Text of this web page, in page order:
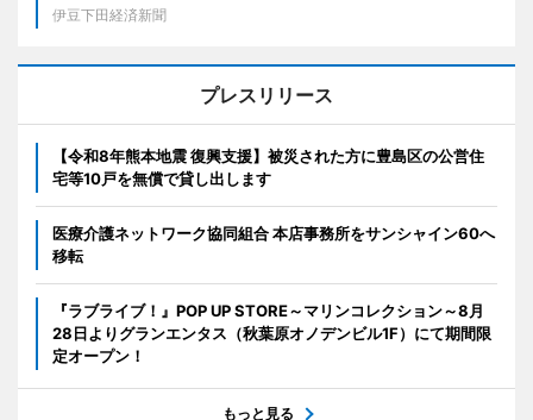
伊豆下田経済新聞
プレスリリース
【令和8年熊本地震 復興支援】被災された方に豊島区の公営住
宅等10戸を無償で貸し出します
医療介護ネットワーク協同組合 本店事務所をサンシャイン60へ
移転
『ラブライブ！』POP UP STORE～マリンコレクション～8月
28日よりグランエンタス（秋葉原オノデンビル1F）にて期間限
定オープン！
もっと見る